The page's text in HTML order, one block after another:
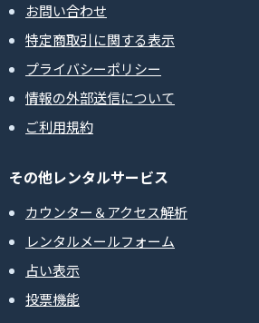
お問い合わせ
特定商取引に関する表示
プライバシーポリシー
情報の外部送信について
ご利用規約
その他レンタルサービス
カウンター＆アクセス解析
レンタルメールフォーム
占い表示
投票機能